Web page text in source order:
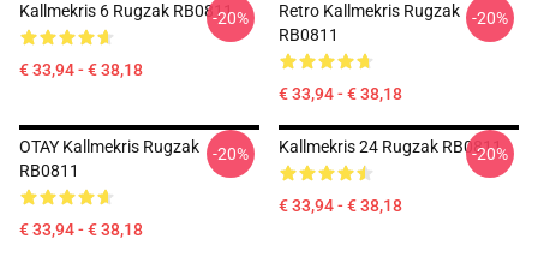
Kallmekris 6 Rugzak RB0811
€ 33,94 - € 38,18
-20%
Retro Kallmekris Rugzak
RB0811
€ 33,94 - € 38,18
-20%
OTAY Kallmekris Rugzak
RB0811
€ 33,94 - € 38,18
-20% Kallmekris 24 Rugzak RB0811
€ 33,94 - € 38,18
-20%